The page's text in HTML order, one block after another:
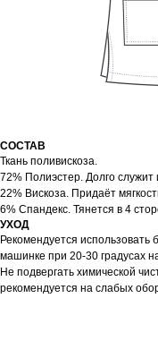
СОСТАВ
Ткань поливискоза.
72% Полиэстер. Долго служит
22% Вискоза. Придаёт
6% Спандекс. Тянется в 4
УХОД
Рекомендуется
машинке при 20-30 градусах
Не подвергать химической
рекомендуется на слабых